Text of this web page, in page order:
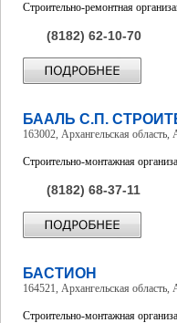
Строительно-ремонтная
(8182) 62-10-70
БААЛЬ С.П.
163002, Архангельская
Строительно-монтажная
(8182) 68-37-11
БАСТИОН
164521, Архангельская
Строительно-монтажная